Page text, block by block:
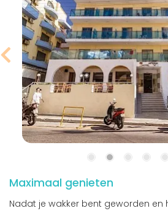
Maximaal genieten
Nadat je wakker bent geworden